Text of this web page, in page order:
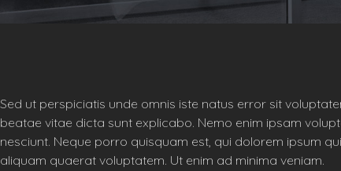
Sed ut perspiciatis unde omnis iste natus error sit
beatae vitae dicta sunt explicabo. Nemo enim ipsam
nesciunt. Neque porro quisquam est, qui dolorem ipsum
aliquam quaerat voluptatem. Ut enim ad minima veniam.